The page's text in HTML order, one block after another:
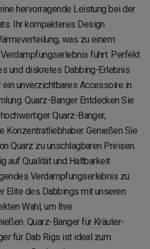
hervorragende Leistung bei der
Ihr kompakteres Design
was zu einem
führt. Perfekt
und diskretes Dabbing-Erlebnis
unverzichtbares Accessoire in
Quarz-Banger Entdecken Sie
Quarz-Banger,
Konzentratliebhaber. Genießen Sie
Quarz zu unschlagbaren Preisen.
auf Qualität und Haltbarkeit
Verdampfungserlebnis zu
Elite des Dabbings mit unseren
Wahl, um Ihre
Quarz-Banger für Kräuter-
für Dab Rigs ist ideal zum